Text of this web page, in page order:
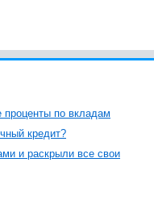
проценты по вкладам
кредит?
и раскрыли все свои